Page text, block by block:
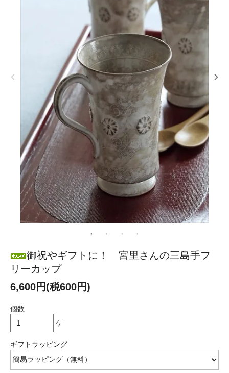
御祝やギフトに！ 宮里さんの三島手フ
リーカップ
6,600円(税600円)
個数
ケ
ギフトラッピング